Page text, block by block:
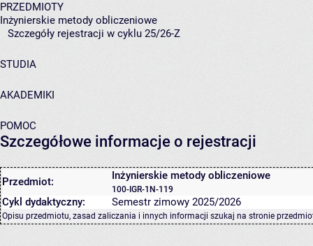
PRZEDMIOTY
Inżynierskie metody obliczeniowe
Szczegóły rejestracji w cyklu 25/26-Z
STUDIA
AKADEMIKI
POMOC
Szczegółowe informacje o rejestracji
Przedmiot: Inżynierskie metody obliczeniowe
100-IGR-1N-119
Cykl dydaktyczny: Semestr zimowy 2025/2026
Opisu przedmiotu, zasad zaliczania i innych informacji szukaj na stronie